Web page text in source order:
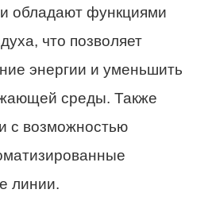
обладают функциями
что позволяет
энергии и уменьшить
среды. Также
с возможностью
линии.